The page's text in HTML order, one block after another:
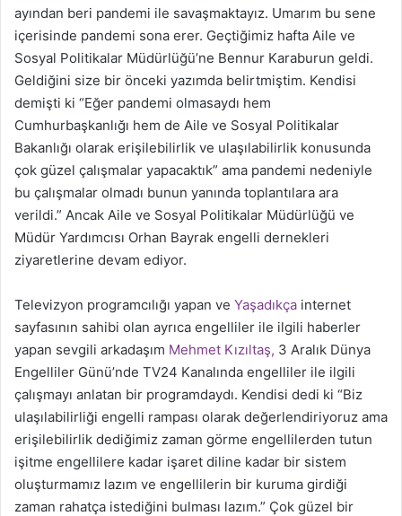
ayından beri pandemi ile savaşmaktayız. Umarım bu sene
içerisinde pandemi sona erer. Geçtiğimiz hafta Aile ve
Sosyal Politikalar Müdürlüğü’ne Bennur Karaburun geldi.
Geldiğini size bir önceki yazımda belirtmiştim. Kendisi
demişti ki “Eğer pandemi olmasaydı hem
Cumhurbaşkanlığı hem de Aile ve Sosyal Politikalar
Bakanlığı olarak erişilebilirlik ve ulaşılabilirlik konusunda
çok güzel çalışmalar yapacaktık” ama pandemi nedeniyle
bu çalışmalar olmadı bunun yanında toplantılara ara
verildi.” Ancak Aile ve Sosyal Politikalar Müdürlüğü ve
Müdür Yardımcısı Orhan Bayrak engelli dernekleri
ziyaretlerine devam ediyor.
Televizyon programcılığı yapan ve Yaşadıkça internet
sayfasının sahibi olan ayrıca engelliler ile ilgili haberler
yapan sevgili arkadaşım Mehmet Kızıltaş, 3 Aralık Dünya
Engelliler Günü’nde TV24 Kanalında engelliler ile ilgili
çalışmayı anlatan bir programdaydı. Kendisi dedi ki “Biz
ulaşılabilirliği engelli rampası olarak değerlendiriyoruz ama
erişilebilirlik dediğimiz zaman görme engellilerden tutun
işitme engellilere kadar işaret diline kadar bir sistem
oluşturmamız lazım ve engellilerin bir kuruma girdiği
zaman rahatça istediğini bulması lazım.” Çok güzel bir